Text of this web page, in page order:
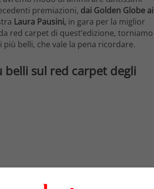
premiazioni, dai Golden Globe ai
Laura Pausini, in gara per la miglior
red carpet di quest’edizione, torniamo
belli, che vale la pena ricordare.
belli sul red carpet degli